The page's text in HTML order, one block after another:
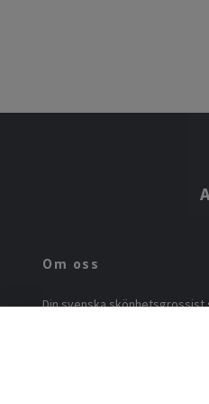
Om oss
Din svenska skönhetsgrossist
och ett brett sortiment från